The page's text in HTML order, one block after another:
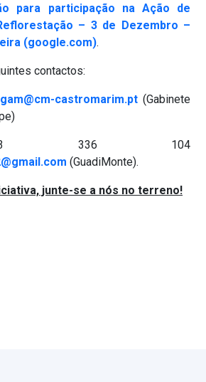
para participação na Ação de
– 3 de Dezembro –
(google.com).
contactos:
gam@cm-castromarim.pt(Gabinete
336 104
(GuadiMonte).
junte-se a nós no terreno!